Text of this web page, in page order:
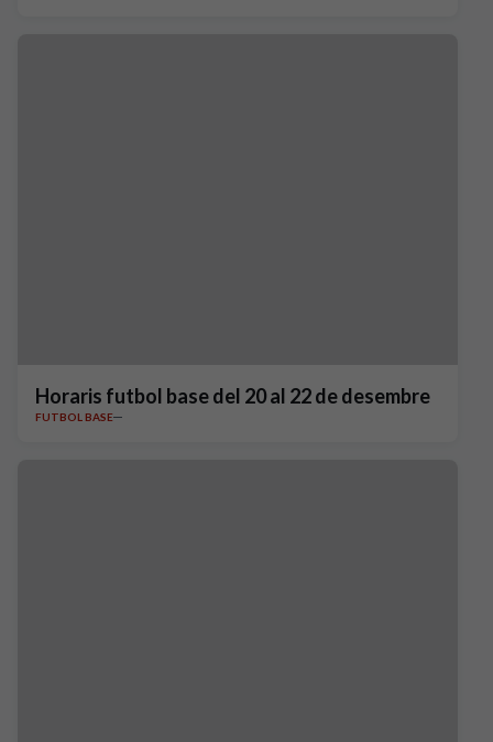
Horaris futbol base del 20 al 22 de desembre
FUTBOL BASE